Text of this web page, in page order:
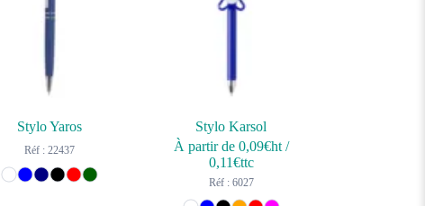
Stylo Yaros
Réf : 22437
Stylo Karsol
À partir de 0,09€ht/
0,11€ttc
Réf : 6027